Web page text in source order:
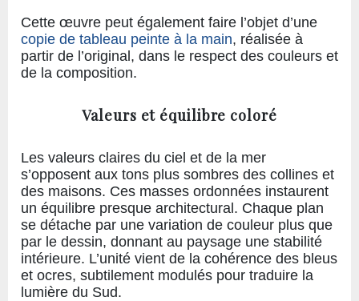
Cette œuvre peut également faire l’objet d’une
copie de tableau peinte à la main, réalisée à
partir de l’original, dans le respect des couleurs et
de la composition.
Valeurs et équilibre coloré
Les valeurs claires du ciel et de la mer
s’opposent aux tons plus sombres des collines et
des maisons. Ces masses ordonnées instaurent
un équilibre presque architectural. Chaque plan
se détache par une variation de couleur plus que
par le dessin, donnant au paysage une stabilité
intérieure. L’unité vient de la cohérence des bleus
et ocres, subtilement modulés pour traduire la
lumière du Sud.